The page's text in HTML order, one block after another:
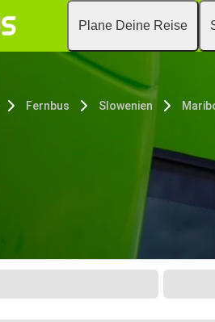
Plane Deine Reise
Fernbus Slowenien